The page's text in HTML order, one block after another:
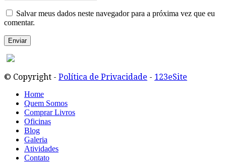
Salvar meus dados neste navegador para a próxima vez que eu
comentar.
© Copyright - Política de Privacidade - 123eSite
Home
Quem Somos
Comprar Livros
Oficinas
Blog
Galeria
Atividades
Contato